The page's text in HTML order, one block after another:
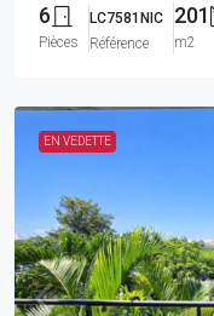
6
Pièces
LC7581NIC
Référence
201
m2
EN VEDETTE